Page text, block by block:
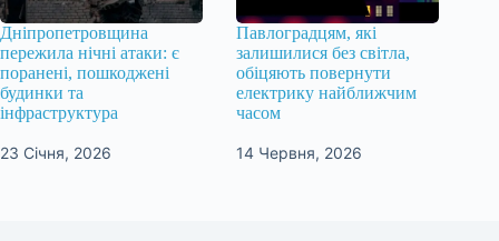
Дніпропетровщина
пережила нічні атаки: є
поранені, пошкоджені
будинки та
інфраструктура
23 Січня, 2026
Павлоградцям, які
залишилися без світла,
обіцяють повернути
електрику найближчим
часом
14 Червня, 2026